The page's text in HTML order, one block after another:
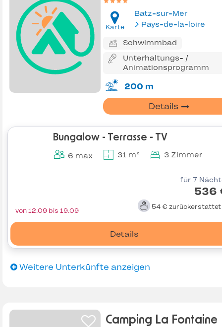
Karte
Batz-sur-Mer
Pays-de-la-loire
Schwimmbad
Unterhaltungs- /
Animationsprogramm
200 m
Details
Bungalow - Terrasse - TV
6 max 31 m² 3 Zimmer
für 7
536
54 € zurückerstattet
Details
von 12.09 bis 19.09
Weitere Unterkünfte anzeigen
Camping La Fontaine